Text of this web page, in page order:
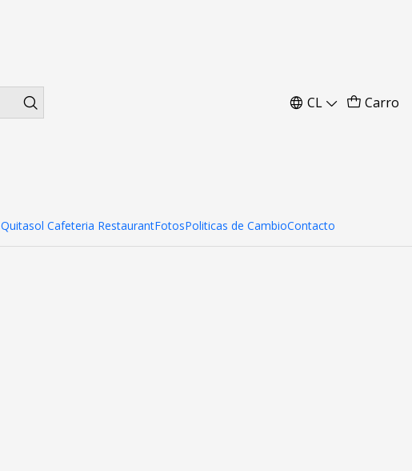
CL Carro
Quitasol Cafeteria RestaurantFotosPoliticas de CambioContacto